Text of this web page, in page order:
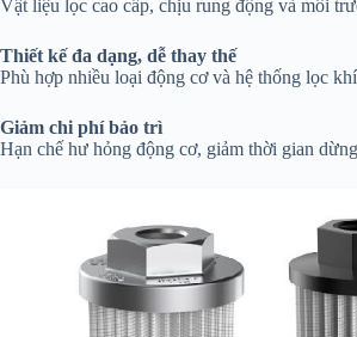
Vật liệu lọc cao cấp, chịu rung động và môi
Thiết kế đa dạng, dễ thay thế
Phù hợp nhiều loại động cơ và hệ thống lọc
Giảm chi phí bảo trì
Hạn chế hư hỏng động cơ, giảm thời gian